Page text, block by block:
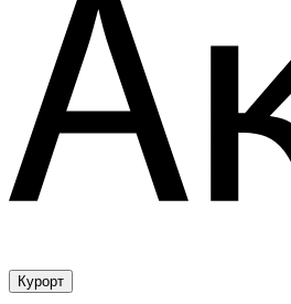
Курорт